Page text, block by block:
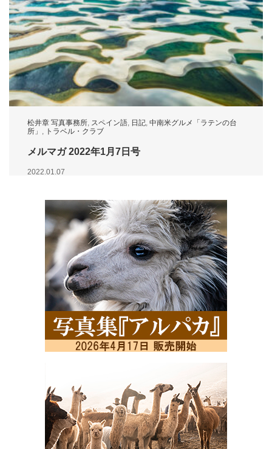
松井章 写真事務所 スペイン語 日記 中南米グルメ「ラテンの台
所」
トラベル・クラブ
メルマガ 2022年1月7日号
2022.01.07